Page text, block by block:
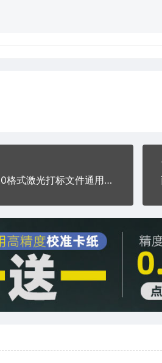
巴西队足球雕刻挂坠项链AI8.0格式激光打标文件通用矢量图